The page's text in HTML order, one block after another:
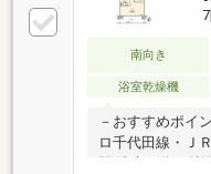
南向き
浴室乾燥機
－おすすめポイ
ロ千代田線・Ｊ